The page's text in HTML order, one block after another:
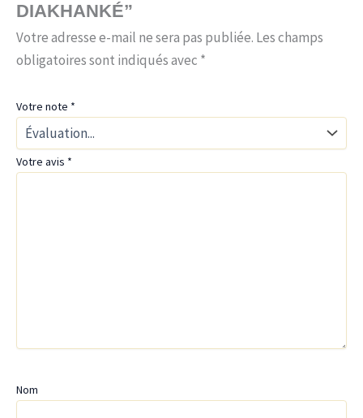
DIAKHANKÉ”
Votre adresse e-mail ne sera pas publiée. Les champs
obligatoires sont indiqués avec *
Votre note *
Votre avis *
Nom